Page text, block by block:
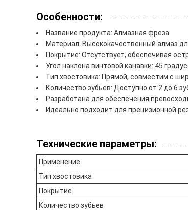
Особенности:
Название продукта: Алмазная фреза
Материал: Высококачественный алмаз
Покрытие: Отсутствует, обеспечивая
Угол наклона винтовой канавки: 45
Тип хвостовика: Прямой, совместим с
Количество зубьев: Доступно от 2 до 6
Разработана для обеспечения
Идеально подходит для прецизионной
Технические параметры:
Применение
Тип хвостовика
Покрытие
Количество зубьев